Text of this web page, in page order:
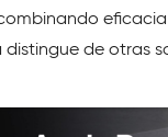
de otras